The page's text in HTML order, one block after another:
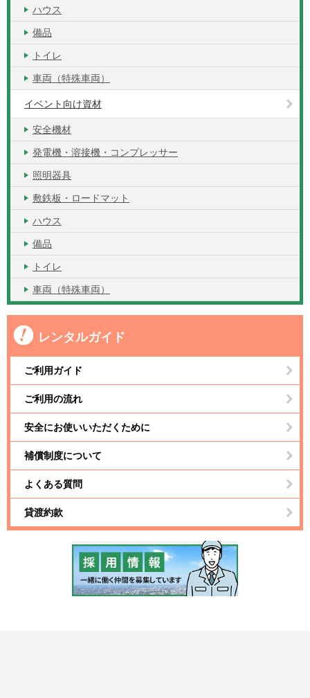
ハウス
備品
トイレ
車両（特殊車両）
イベント向け資材
安全機材
発電機・溶接機・コンプレッサー
照明器具
敷鉄板・ロードマット
ハウス
備品
トイレ
車両（特殊車両）
レンタルガイド
ご利用ガイド
ご利用の流れ
安全にお使いいただくために
補償制度について
よくある質問
貸渡約款